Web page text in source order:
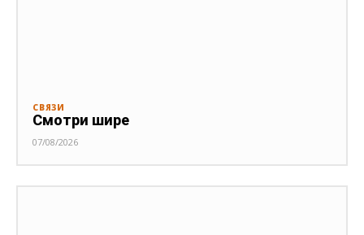
СВЯЗИ
Смотри шире
07/08/2026